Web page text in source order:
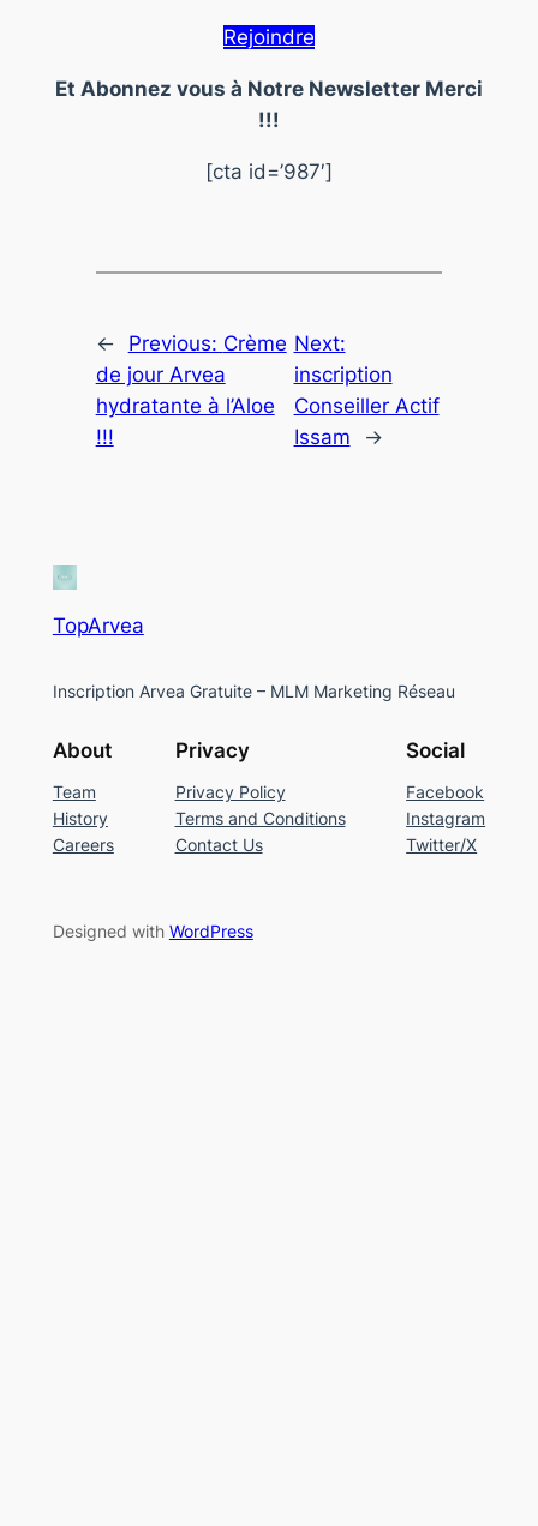
Rejoindre
Et Abonnez vous à Notre Newsletter Merci
!!!
[cta id=’987′]
← Previous: Crème
de jour Arvea
hydratante à l’Aloe
!!!
Next:
inscription
Conseiller Actif
Issam
→
TopArvea
Inscription Arvea Gratuite – MLM Marketing Réseau
About
Team
History
Careers
Privacy
Privacy Policy
Terms and Conditions
Contact Us
Social
Facebook
Instagram
Twitter/X
Designed with WordPress